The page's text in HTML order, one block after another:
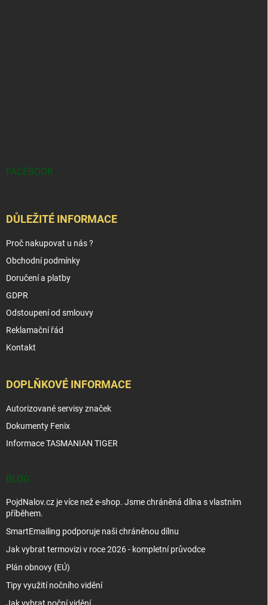
FACEBOOK
DŮLEŽITÉ INFORMACE
Proč nakupovat u nás ?
Obchodní podmínky
Doručení a platby
GDPR
Odstoupení od smlouvy
Reklamační řád
Kontakt
DOPLŇKOVÉ INFORMACE
Autorizované servisy značek
Dokumenty Fenix
Informace TASMANIAN TIGER
BLOG
PojdNalov.cz je více než e-shop. Jsme chráněná dílna s vlastním
příběhem.
SmartEmailing podporuje naši chráněnou dílnu
Jak vybrat termovizi v roce 2026 - kompletní průvodce
Plán obnovy (EÚ)
Tipy využití nočního vidění